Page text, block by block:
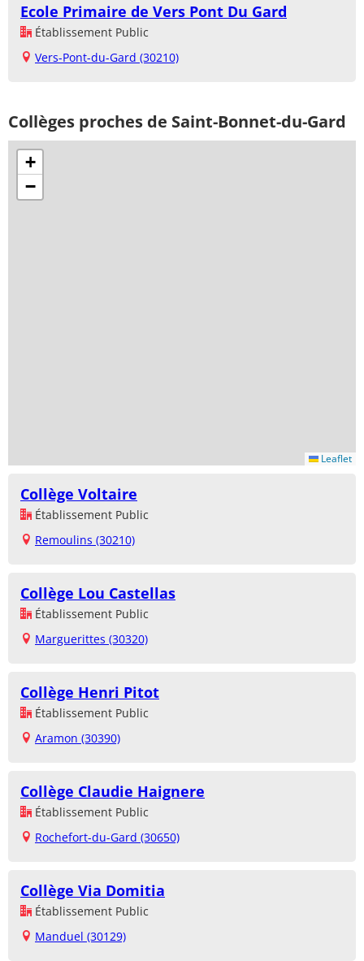
Ecole Primaire de Vers Pont Du Gard
Établissement Public
Vers-Pont-du-Gard (30210)
Collèges proches de Saint-Bonnet-du-Gard
+
−
Leaflet
Collège Voltaire
Établissement Public
Remoulins (30210)
Collège Lou Castellas
Établissement Public
Marguerittes (30320)
Collège Henri Pitot
Établissement Public
Aramon (30390)
Collège Claudie Haignere
Établissement Public
Rochefort-du-Gard (30650)
Collège Via Domitia
Établissement Public
Manduel (30129)